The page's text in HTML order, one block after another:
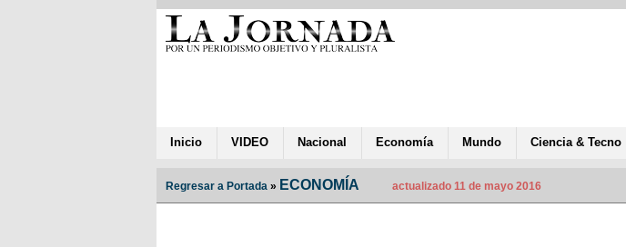
Inicio VIDEO Nacional Economía Mundo Ciencia & Tecno
Regresar a Portada » ECONOMÍA actualizado 11 de mayo 2016